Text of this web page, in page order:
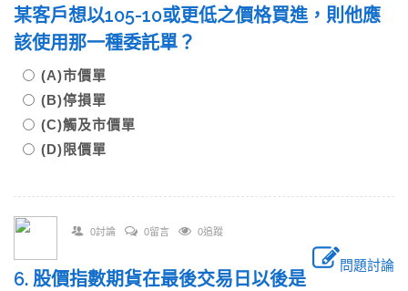
某客戶想以105-10或更低之價格買進，則他應
該使用那一種委託單？
(A)市價單
(B)停損單
(C)觸及市價單
(D)限價單
0討論 0留言 0追蹤
問題討論
6. 股價指數期貨在最後交易日以後是